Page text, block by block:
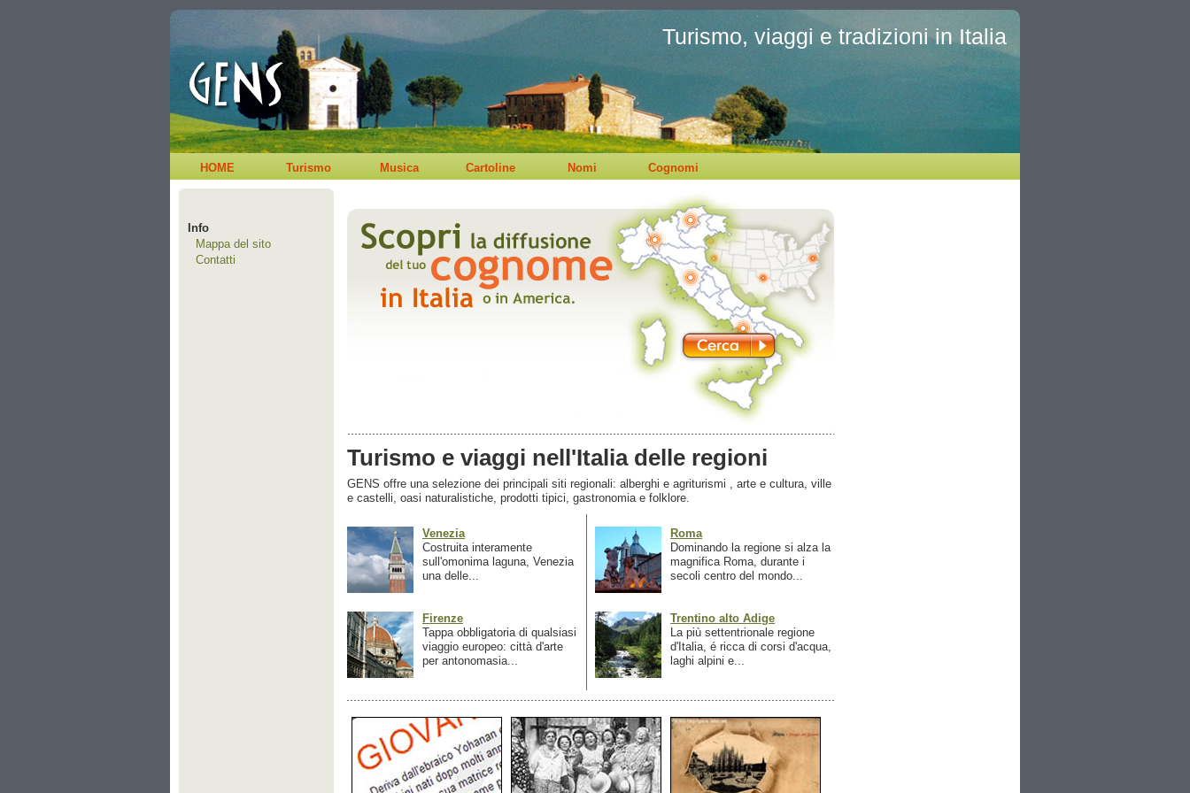
Turismo, viaggi e tradizioni in Italia
HOME Turismo Musica Cartoline Nomi Cognomi
Info
Mappa del sito
Contatti
Turismo e viaggi nell'Italia delle regioni
GENS offre una selezione dei principali siti regionali: alberghi e agriturismi , arte e cultura, ville
e castelli, oasi naturalistiche, prodotti tipici, gastronomia e folklore.
Venezia
Costruita interamente
sull'omonima laguna, Venezia
una delle...
Firenze
Tappa obbligatoria di qualsiasi
viaggio europeo: città d'arte
per antonomasia...
Roma
Dominando la regione si alza la
magnifica Roma, durante i
secoli centro del mondo...
Trentino alto Adige
La più settentrionale regione
d'Italia, é ricca di corsi d'acqua,
laghi alpini e...